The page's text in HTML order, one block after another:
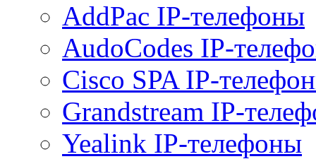
AddPac IP-телефоны
AudoCodes IP-
Cisco SPA IP-
Grandstream IP-
Yealink IP-телефоны